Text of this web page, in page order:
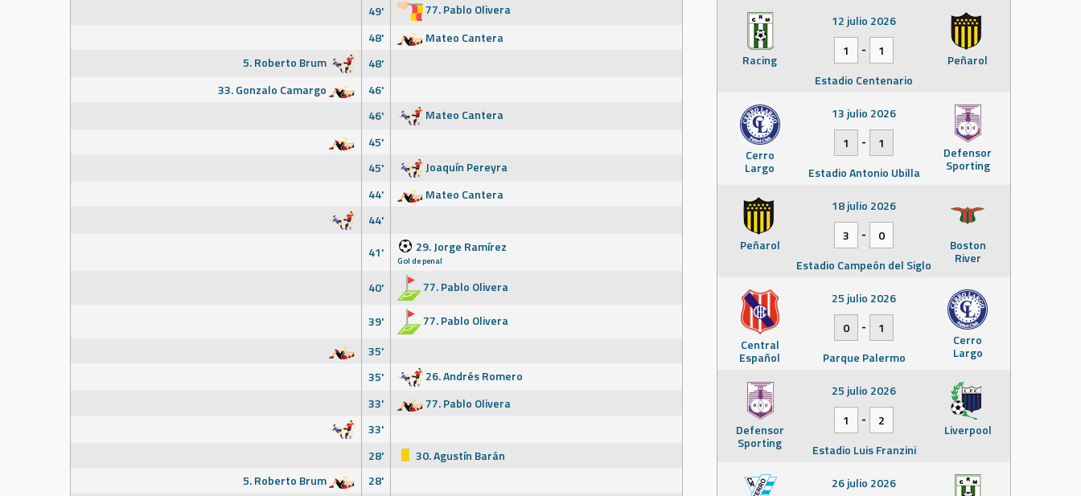
49'
77. Pablo Olivera
48'
Mateo Cantera
5. Roberto Brum
48'
33. Gonzalo Camargo
46'
46'
Mateo Cantera
45'
45'
Joaquín Pereyra
44'
Mateo Cantera
44'
41'
29. Jorge Ramírez
Gol de penal
40' 77. Pablo Olivera
39'
77. Pablo Olivera
35'
35'
26. Andrés Romero
33'
77. Pablo Olivera
33'
28'
30. Agustín Barán
5. Roberto Brum
28'
Racing Peñarol
12 julio 2026
1
-
1
Estadio Centenario
Cerro
Largo
Defensor
Sporting
13 julio 2026
1
-
1
Estadio Antonio Ubilla
Peñarol Boston
River
18 julio 2026
3
-
0
Estadio Campeón del Siglo
Central
Español
Cerro
Largo
25 julio 2026
0
-
1
Parque Palermo
Defensor
Sporting
Liverpool
25 julio 2026
1
-
2
Estadio Luis Franzini
26 julio 2026